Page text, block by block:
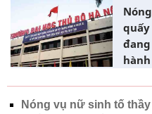
Nóng vụ nữ sinh tố